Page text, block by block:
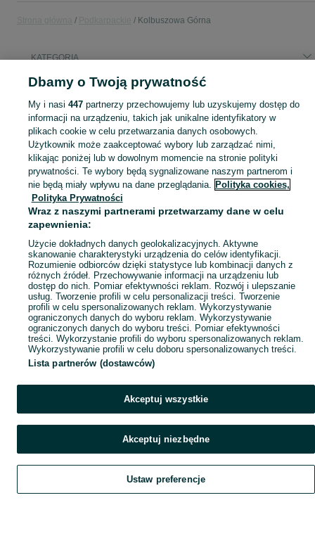
Kolbuszowa Górna
KATEGORIA
Popularne wyszukiwania
ziemniaki dla kur pszenica kolb perliczki
Skorzystaj z największego serwisu ogłoszeniowego - Kolbuszowa Górna i okolice! Kupuj to, czego pragniesz i sprzedawaj to, czego już nie potrzebujesz! Zobacz
Mapa kategorii
Mapa miejscowości
Mapa ministron
Szukaj Obserwujesz Dodaj Czat Konto
Dbamy o Twoją prywatność
My i nasi 447partnerzy przechowujemy lub uzyskujemy dostęp do
informacji na urządzeniu, takich jak unikalne identyfikatory w
plikach cookie w celu przetwarzania danych osobowych.
Użytkownik może zaakceptować wybory lub zarządzać nimi,
klikając poniżej lub w dowolnym momencie na stronie polityki
prywatności. Te wybory będą sygnalizowane naszym partnerom i
nie będą miały wpływu na dane przeglądania. Polityka cookies,
Polityka Prywatności
Wraz z naszymi partnerami przetwarzamy dane w celu
zapewnienia:
Użycie dokładnych danych geolokalizacyjnych. Aktywne
skanowanie charakterystyki urządzenia do celów identyfikacji.
Rozumienie odbiorców dzięki statystyce lub kombinacji danych z
różnych źródeł. Przechowywanie informacji na urządzeniu lub
dostęp do nich. Pomiar efektywności reklam. Rozwój i ulepszanie
usług. Tworzenie profili w celu personalizacji treści. Tworzenie
profili w celu spersonalizowanych reklam. Wykorzystywanie
ograniczonych danych do wyboru reklam. Wykorzystywanie
ograniczonych danych do wyboru treści. Pomiar efektywności
treści. Wykorzystanie profili do wyboru spersonalizowanych reklam.
Wykorzystywanie profili w celu doboru spersonalizowanych treści.
Lista partnerów (dostawców)
Akceptuj wszystkie
Akceptuj niezbędne
Ustaw preferencje